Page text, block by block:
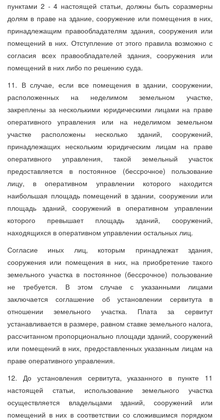
пунктами 2 - 4 настоящей статьи, должны быть соразмерны
долям в праве на здание, сооружение или помещения в них,
принадлежащим правообладателям здания, сооружения или
помещений в них. Отступление от этого правила возможно с
согласия всех правообладателей здания, сооружения или
помещений в них либо по решению суда.
11. В случае, если все помещения в здании, сооружении,
расположенных на неделимом земельном участке,
закреплены за несколькими юридическими лицами на праве
оперативного управления или на неделимом земельном
участке расположены несколько зданий, сооружений,
принадлежащих нескольким юридическим лицам на праве
оперативного управления, такой земельный участок
предоставляется в постоянное (бессрочное) пользование
лицу, в оперативном управлении которого находится
наибольшая площадь помещений в здании, сооружении или
площадь зданий, сооружений в оперативном управлении
которого превышает площадь зданий, сооружений,
находящихся в оперативном управлении остальных лиц.
Согласие иных лиц, которым принадлежат здания,
сооружения или помещения в них, на приобретение такого
земельного участка в постоянное (бессрочное) пользование
не требуется. В этом случае с указанными лицами
заключается соглашение об установлении сервитута в
отношении земельного участка. Плата за сервитут
устанавливается в размере, равном ставке земельного налога,
рассчитанном пропорционально площади зданий, сооружений
или помещений в них, предоставленных указанным лицам на
праве оперативного управления.
12. До установления сервитута, указанного в пункте 11
настоящей статьи, использование земельного участка
осуществляется владельцами зданий, сооружений или
помещений в них в соответствии со сложившимся порядком